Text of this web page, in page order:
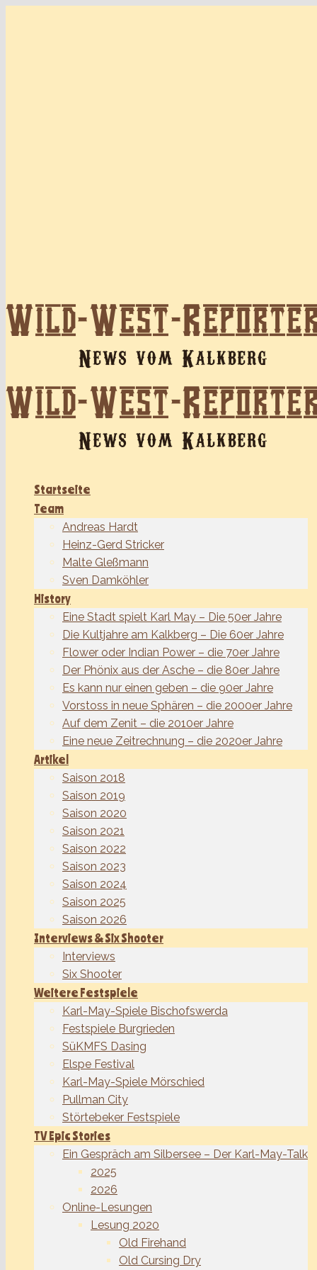
Startseite
Team
Andreas Hardt
Heinz-Gerd Stricker
Malte Gleßmann
Sven Damköhler
History
Eine Stadt spielt Karl May – Die 50er Jahre
Die Kultjahre am Kalkberg – Die 60er Jahre
Flower oder Indian Power – die 70er Jahre
Der Phönix aus der Asche – die 80er Jahre
Es kann nur einen geben – die 90er Jahre
Vorstoss in neue Sphären – die 2000er Jahre
Auf dem Zenit – die 2010er Jahre
Eine neue Zeitrechnung – die 2020er Jahre
Artikel
Saison 2018
Saison 2019
Saison 2020
Saison 2021
Saison 2022
Saison 2023
Saison 2024
Saison 2025
Saison 2026
Interviews & Six Shooter
Interviews
Six Shooter
Weitere Festspiele
Karl-May-Spiele Bischofswerda
Festspiele Burgrieden
SüKMFS Dasing
Elspe Festival
Karl-May-Spiele Mörschied
Pullman City
Störtebeker Festspiele
TV Epic Stories
Ein Gespräch am Silbersee – Der Karl-May-Talk
2025
2026
Online-Lesungen
Lesung 2020
Old Firehand
Old Cursing Dry